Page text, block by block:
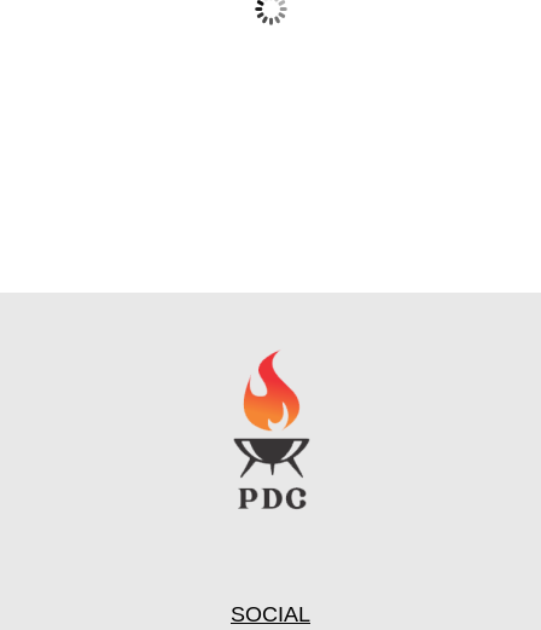
Desmontable)
Ver Precio y Ofertas
SOCIAL